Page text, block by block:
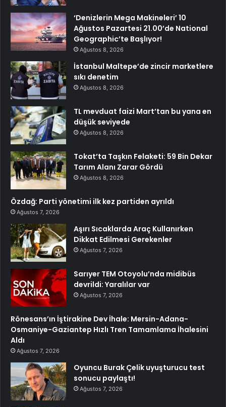
‘Denizlerin Mega Makineleri’ 10
Ağustos Pazartesi 21.00’de National
Geographic’te Başlıyor!
Ağustos 8, 2026
İstanbul Maltepe’de zincir marketlere
sıkı denetim
Ağustos 8, 2026
TL mevduat faizi Mart’tan bu yana en
düşük seviyede
Ağustos 8, 2026
Tokat’ta Taşkın Felaketi: 59 Bin Dekar
Tarım Alanı Zarar Gördü
Ağustos 8, 2026
Özdağ: Parti yönetimi ilk kez partiden ayrıldı
Ağustos 7, 2026
Aşırı Sıcaklarda Araç Kullanırken
Dikkat Edilmesi Gerekenler
Ağustos 7, 2026
Sarıyer TEM Otoyolu’nda midibüs
devrildi: Yaralılar var
Ağustos 7, 2026
Rönesans’ın İştirakine Dev İhale: Mersin-Adana-
Osmaniye-Gaziantep Hızlı Tren Tamamlama İhalesini
Aldı
Ağustos 7, 2026
Oyuncu Burak Çelik uyuşturucu test
sonucu paylaştı!
Ağustos 7, 2026